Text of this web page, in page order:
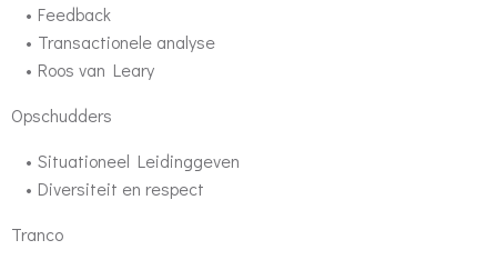
Feedback
Transactionele analyse
Roos van Leary
Opschudders
Situationeel Leidinggeven
Diversiteit en respect
Tranco